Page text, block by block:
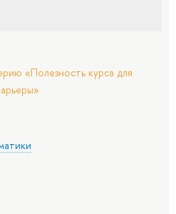
«Полезность курса для